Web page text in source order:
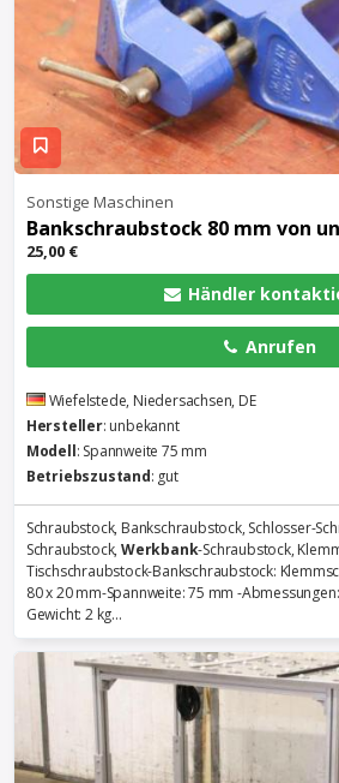
Sonstige Maschinen
25,00 €
Händler
Anrufen
Wiefelstede, Niedersachsen, DE
Hersteller: unbekannt
Modell: Spannweite 75 mm
Betriebszustand: gut
Schraubstock, Bankschraubstock, Schlosser-
Schraubstock,Werkbank-Schraubstock,
Tischschraubstock-Bankschraubstock:
80 x 20 mm-Spannweite: 75 mm -
Gewicht: 2 kg...